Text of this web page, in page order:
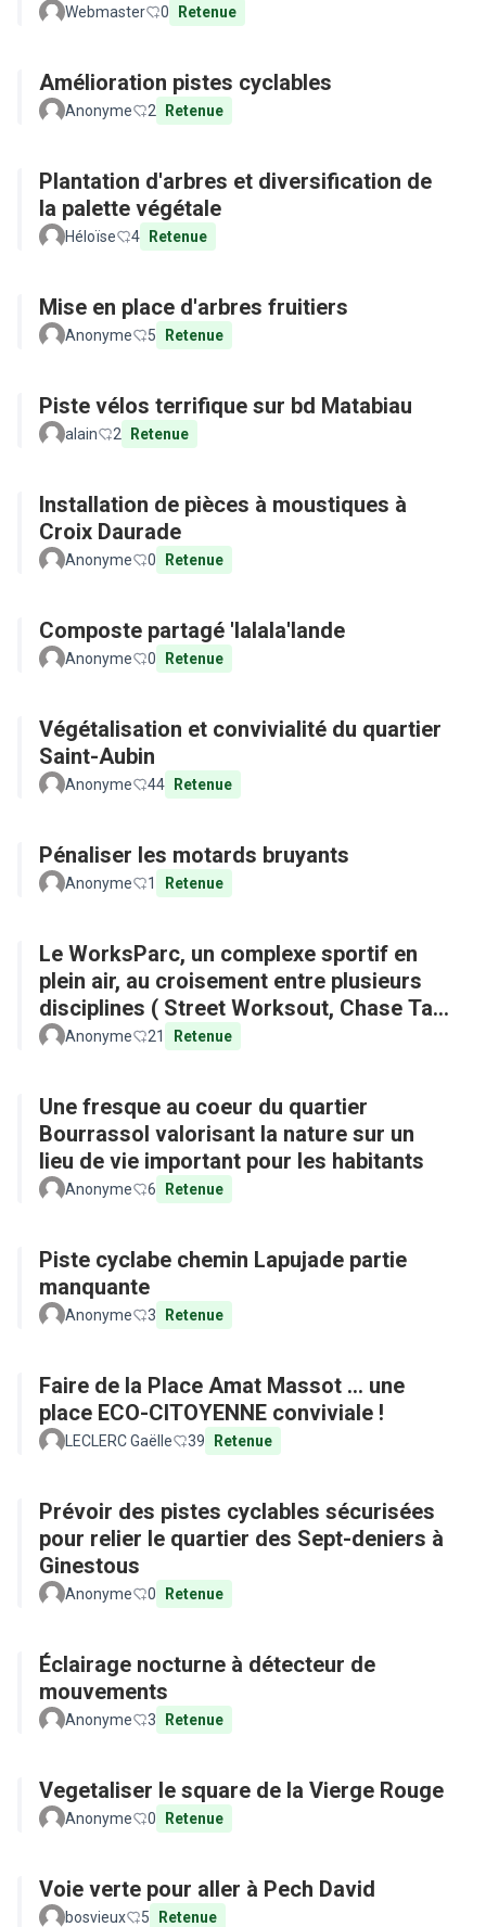
Webmaster 0 Retenue
Amélioration pistes cyclables
Anonyme 2 Retenue
Plantation d'arbres et diversification de
la palette végétale
Héloïse 4 Retenue
Mise en place d'arbres fruitiers
Anonyme 5 Retenue
Piste vélos terrifique sur bd Matabiau
alain 2 Retenue
Installation de pièces à moustiques à
Croix Daurade
Anonyme 0 Retenue
Composte partagé 'lalala'lande
Anonyme 0 Retenue
Végétalisation et convivialité du quartier
Saint-Aubin
Anonyme 44 Retenue
Pénaliser les motards bruyants
Anonyme 1 Retenue
Le WorksParc, un complexe sportif en
plein air, au croisement entre plusieurs
disciplines ( Street Worksout, Chase Tag,
Parkour)
Anonyme 21 Retenue
Une fresque au coeur du quartier
Bourrassol valorisant la nature sur un
lieu de vie important pour les habitants
Anonyme 6 Retenue
Piste cyclabe chemin Lapujade partie
manquante
Anonyme 3 Retenue
Faire de la Place Amat Massot ... une
place ECO-CITOYENNE conviviale !
LECLERC Gaëlle 39 Retenue
Prévoir des pistes cyclables sécurisées
pour relier le quartier des Sept-deniers à
Ginestous
Anonyme 0 Retenue
Éclairage nocturne à détecteur de
mouvements
Anonyme 3 Retenue
Vegetaliser le square de la Vierge Rouge
Anonyme 0 Retenue
Voie verte pour aller à Pech David
bosvieux 5 Retenue